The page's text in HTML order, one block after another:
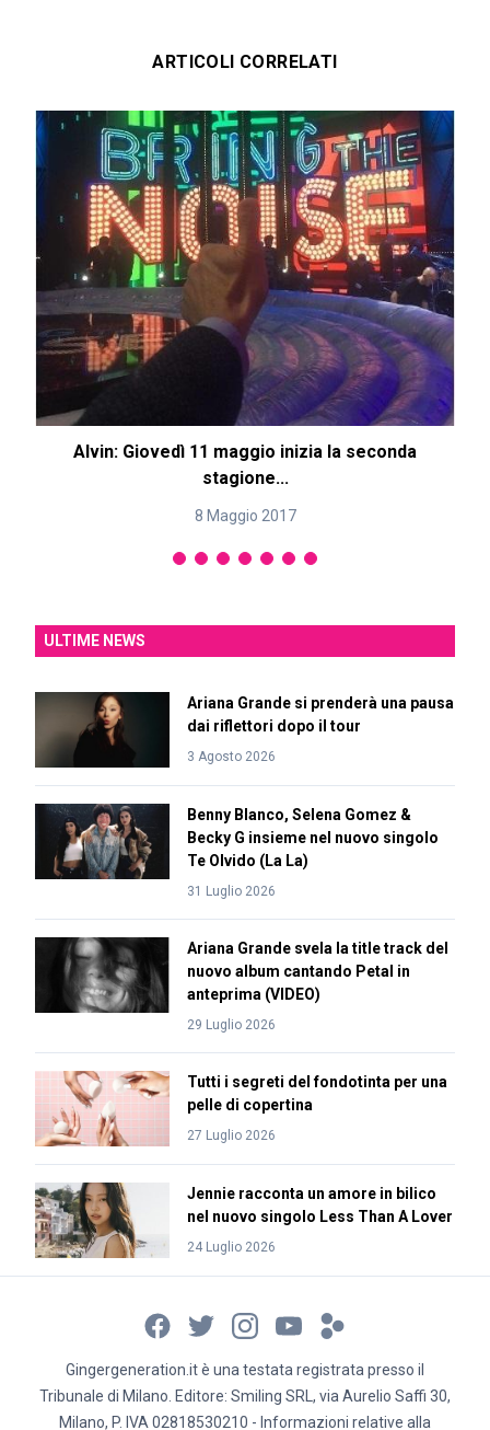
ARTICOLI CORRELATI
Alvin: Giovedì 11 maggio inizia la seconda
stagione...
8 Maggio 2017
ULTIME NEWS
Ariana Grande si prenderà una pausa
dai riflettori dopo il tour
3 Agosto 2026
Benny Blanco, Selena Gomez &
Becky G insieme nel nuovo singolo
Te Olvido (La La)
31 Luglio 2026
Ariana Grande svela la title track del
nuovo album cantando Petal in
anteprima (VIDEO)
29 Luglio 2026
Tutti i segreti del fondotinta per una
pelle di copertina
27 Luglio 2026
Jennie racconta un amore in bilico
nel nuovo singolo Less Than A Lover
24 Luglio 2026
Gingergeneration.it è una testata registrata presso il
Tribunale di Milano. Editore: Smiling SRL, via Aurelio Saffi 30,
Milano, P. IVA 02818530210 - Informazioni relative alla